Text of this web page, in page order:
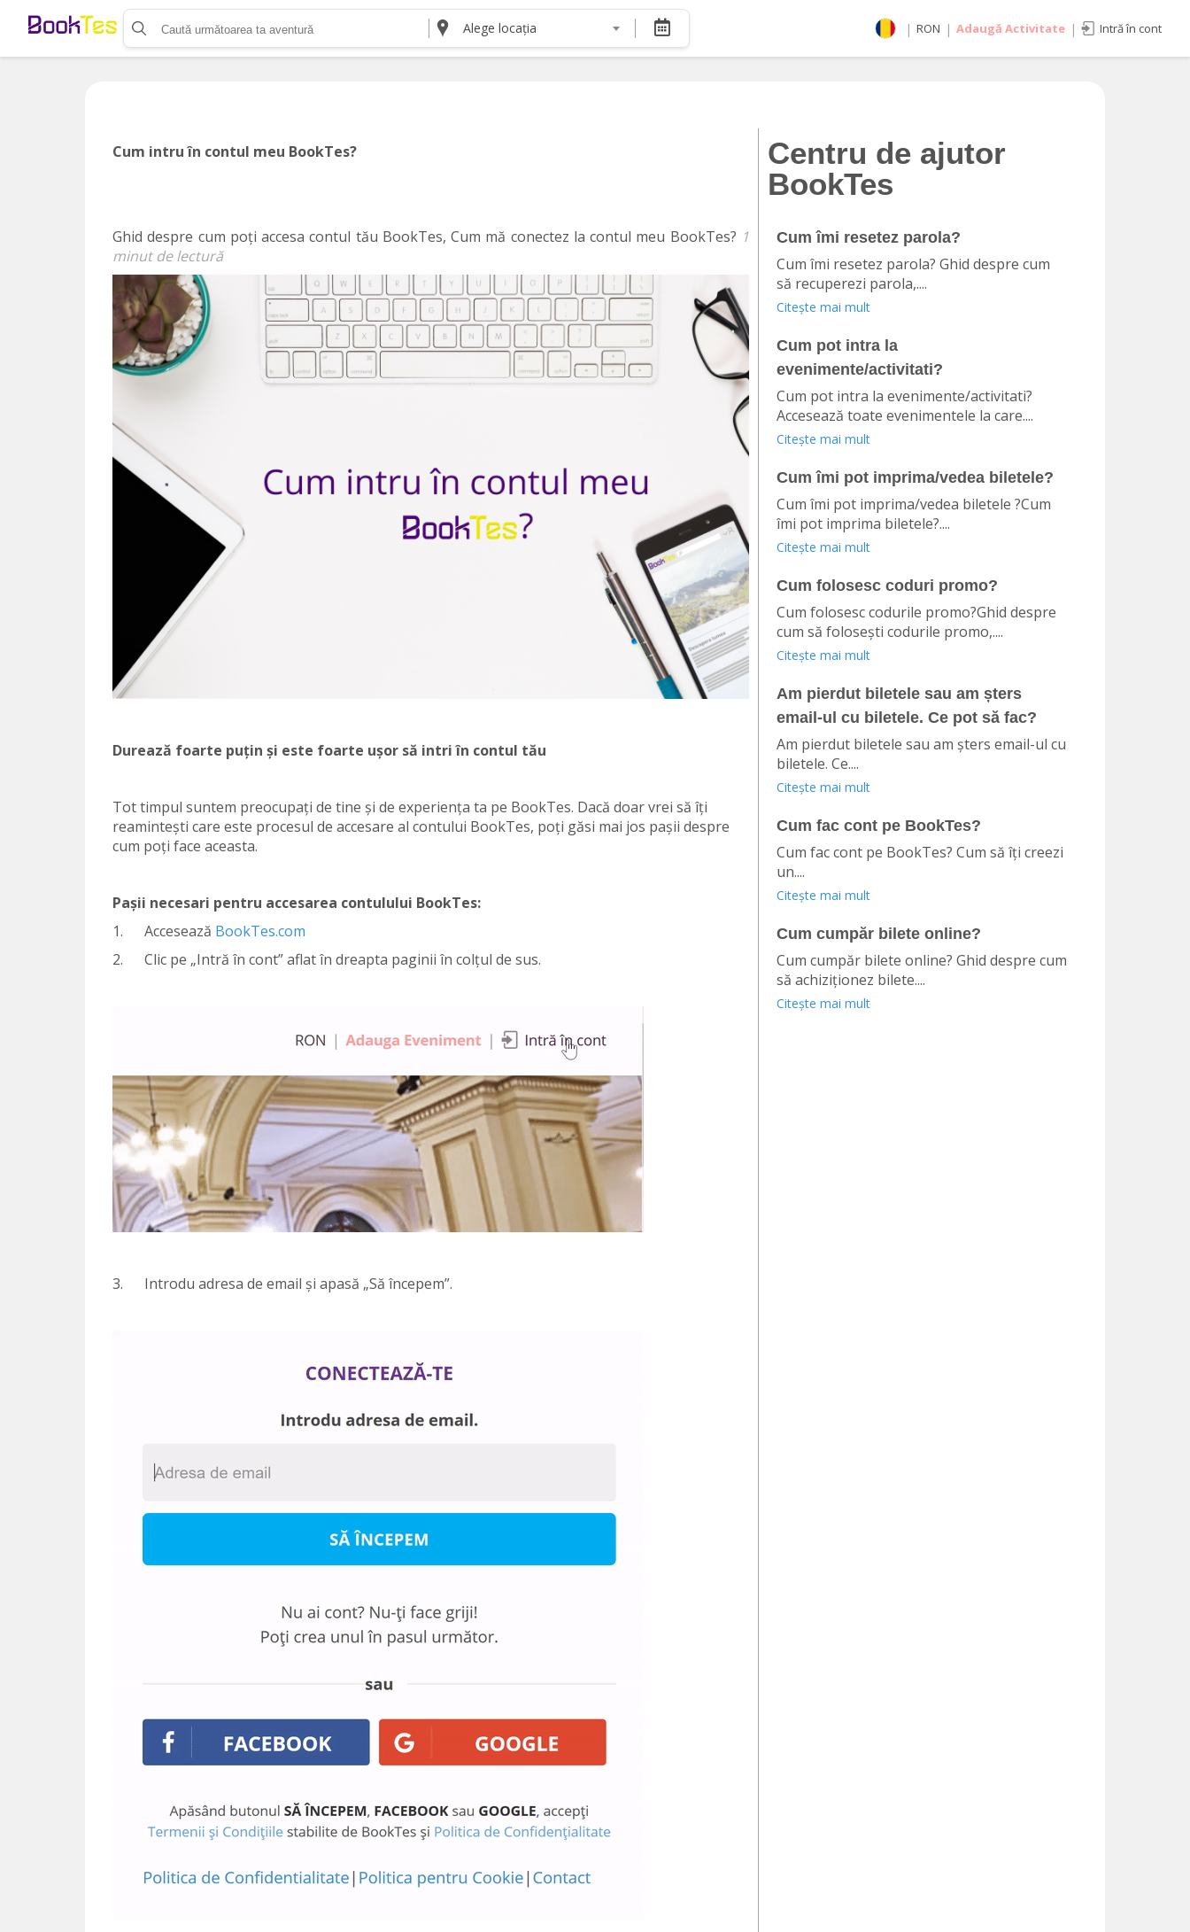
Alege locația | RON | Adaugă Activitate | Intră în cont
Organizează-ți activitatea DESPRE NOI
Cum intru în contul meu BookTes?
Ghid despre cum poți accesa contul tău BookTes, Cum mă conectez la contul meu BookTes? 1
minut de lectură
Durează foarte puțin și este foarte ușor să intri în contul tău
Tot timpul suntem preocupați de tine și de experiența ta pe BookTes. Dacă doar vrei să îți
reamintești care este procesul de accesare al contului BookTes, poți găsi mai jos pașii despre
cum poți face aceasta.
Pașii necesari pentru accesarea contulului BookTes:
1. Accesează BookTes.com
2. Clic pe „Intră în cont” aflat în dreapta paginii în colțul de sus.
3. Introdu adresa de email și apasă „Să începem”.
Centru de ajutor
BookTes
Cum îmi resetez parola?
Cum îmi resetez parola? Ghid despre cum
să recuperezi parola,....
Citește mai mult
Cum pot intra la
evenimente/activitati?
Cum pot intra la evenimente/activitati?
Accesează toate evenimentele la care....
Citește mai mult
Cum îmi pot imprima/vedea biletele?
Cum îmi pot imprima/vedea biletele ?Cum
îmi pot imprima biletele?....
Citește mai mult
Cum folosesc coduri promo?
Cum folosesc codurile promo?Ghid despre
cum să folosești codurile promo,....
Citește mai mult
Am pierdut biletele sau am șters
email-ul cu biletele. Ce pot să fac?
Am pierdut biletele sau am șters email-ul cu
biletele. Ce....
Citește mai mult
Cum fac cont pe BookTes?
Cum fac cont pe BookTes? Cum să îți creezi
un....
Citește mai mult
Cum cumpăr bilete online?
Cum cumpăr bilete online? Ghid despre cum
să achiziționez bilete....
Citește mai mult